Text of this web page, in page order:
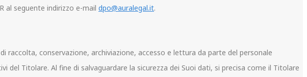
al seguente indirizzo e-mail dpo@auralegal.it.
conservazione, archiviazione, accesso e lettura da parte del personale
Titolare. Al fine di salvaguardare la sicurezza dei Suoi dati, si precisa come il Titolare